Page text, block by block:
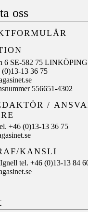
oss
6 SE-582 75 LINKÖPING
13 36 75
556651-4302
/
+46 (0)13-13 36 75
KANSLI
tel. +46 (0)13-13 84